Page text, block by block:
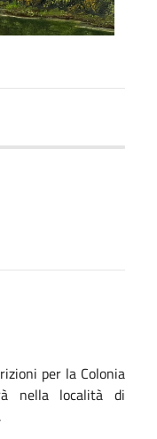
per la Colonia
nella località di